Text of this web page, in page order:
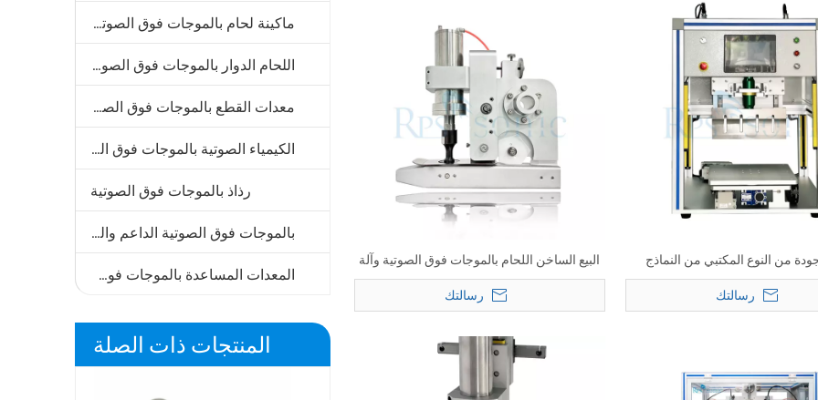
ماكينة لحام بالموجات فوق الصوتية
اللحام الدوار بالموجات فوق الصوتية
معدات القطع بالموجات فوق الصوتية
الكيمياء الصوتية بالموجات فوق الصوتية
رذاذ بالموجات فوق الصوتية
بالموجات فوق الصوتية الداعم والقرن
المعدات المساعدة بالموجات فوق الصوتية
المنتجات ذات الصلة
Dukane 20khz Side Pro 41C27 لنظام
20 كيلو هرتز 50 ملليمتر محول اللحام
من النوع المكتبي من النماذج
فوق الصوتية قطع الجبن قطع الجبن
لمخبز مخبز
رسالتك
البيع الساخن اللحام بالموجات فوق الصوتية وآلة
القطع مع آلة شق العجلة الأسطوانة لليطف
الدائري
رسالتك